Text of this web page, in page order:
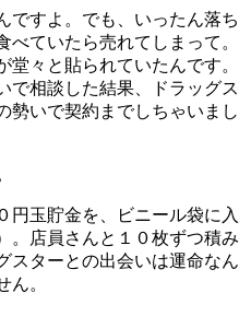
ですよ。でも、いったん落ち
ていたら売れてしまって。
々と貼られていたんです。
で相談した結果、ドラッグス
勢いで契約までしちゃいまし
玉貯金を、ビニール袋に入
。店員さんと１０枚ずつ積み
スターとの出会いは運命なん
ん。